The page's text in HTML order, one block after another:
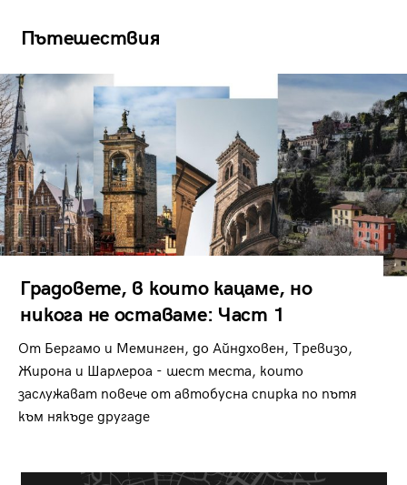
Пътешествия
Градовете, в които кацаме, но
никога не оставаме: Част 1
От Бергамо и Меминген, до Айндховен, Тревизо,
Жирона и Шарлероа - шест места, които
заслужават повече от автобусна спирка по пътя
към някъде другаде